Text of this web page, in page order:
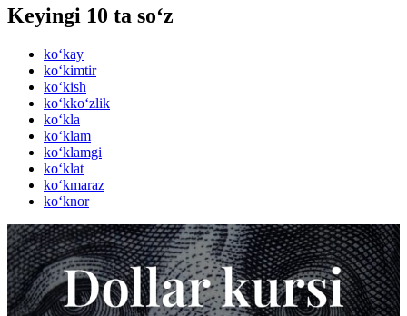
Keyingi 10 ta so‘z
ko‘kay
ko‘kimtir
ko‘kish
ko‘kko‘zlik
ko‘kla
ko‘klam
ko‘klamgi
ko‘klat
ko‘kmaraz
ko‘knor